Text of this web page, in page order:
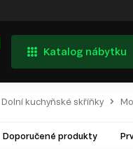
Katalog nábytku
Dolní kuchyňské skříňky
Doporučené produkty